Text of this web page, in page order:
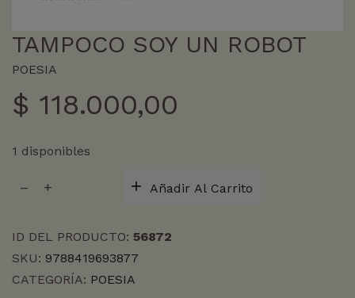
TAMPOCO SOY UN ROBOT
POESIA
$ 118.000,00
1 disponibles
SOY
cantidad
Añadir Al Carrito
ID DEL PRODUCTO: 56872
SKU: 9788419693877
CATEGORÍA: POESIA